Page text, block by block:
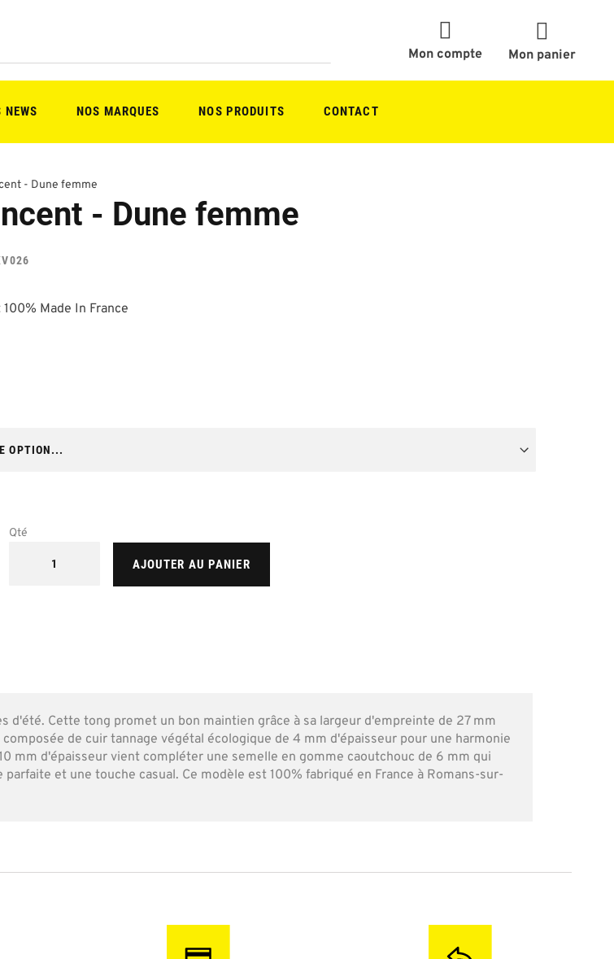
Mon compte Mon panier
NEWS NOS MARQUES NOS PRODUITS CONTACT
- Dune femme
- Dune femme
Made In France
Qté
AJOUTER AU PANIER
d'été. Cette tong promet un bon maintien grâce à sa largeur d'empreinte de 27 mm
de cuir tannage végétal écologique de 4 mm d'épaisseur pour une harmonie
mm d'épaisseur vient compléter une semelle en gomme caoutchouc de 6 mm qui
et une touche casual. Ce modèle est 100% fabriqué en France à Romans-sur-